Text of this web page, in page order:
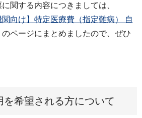
関する内容につきましては、
関向け】特定医療費（指定難病） 自
のページにまとめましたので、ぜひ
を希望される方について